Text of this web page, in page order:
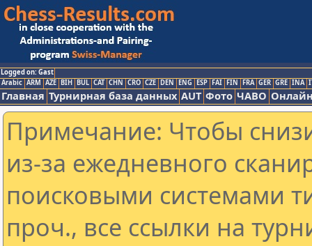
Logged on: Gast
Arabic ARM AZE BIH BUL CAT CHN CRO CZE DEN ENG ESP FAI FIN FRA GER GRE INA
Главная Турнирная база данных AUT Фото ЧАВО
Примечание: Чтобы
из-за ежедневного
поисковыми системами
проч., все ссылки на